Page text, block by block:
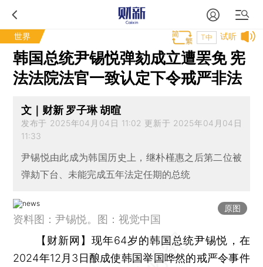
世界 试听
T中
韩国总统尹锡悦弹劾成立遭罢免 宪
法法院法官一致认定下令戒严非法
文｜财新 罗子琳 胡暄
发布于 2025年04月04日 11:02 更新于 2025年04月04日
11:33
尹锡悦由此成为韩国历史上，继朴槿惠之后第二位被
弹劾下台、未能完成五年法定任期的总统
原图
资料图：尹锡悦。图：视觉中国
【财新网】 现年64岁的韩国总统尹锡悦，在
2024年12月3日酿成使韩国举国哗然的戒严令事件